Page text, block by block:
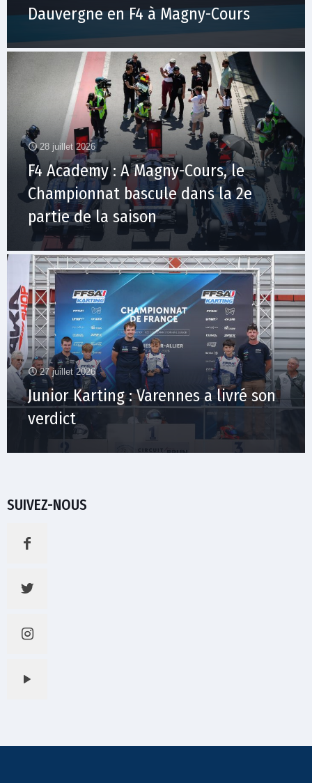
Dauvergne en F4 à Magny-Cours
28 juillet 2026
F4 Academy : A Magny-Cours, le
Championnat bascule dans la 2e
partie de la saison
27 juillet 2026
Junior Karting : Varennes a livré son
verdict
SUIVEZ-NOUS